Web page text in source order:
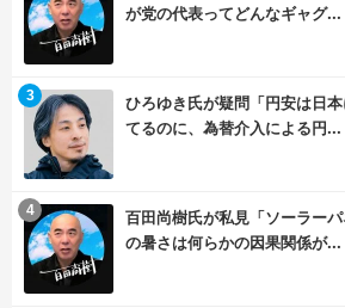
が党の代表ってどんなギャグ...
ひろゆき氏が疑問「円安は日
てるのに、為替介入による円...
3
百田尚樹氏が私見「ソーラー
の暑さは何らかの因果関係が...
4